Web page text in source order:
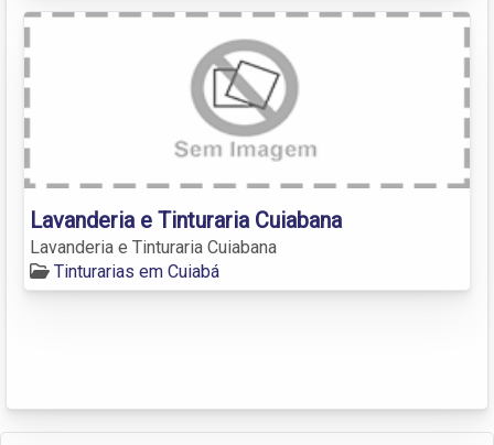
Lavanderia e Tinturaria Cuiabana
Lavanderia e Tinturaria Cuiabana
Tinturarias em Cuiabá